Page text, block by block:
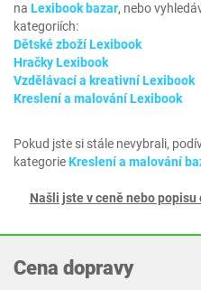
na Lexibook bazar, nebo
kategoriích:
Dětské zboží Lexibook
Hračky Lexibook
Vzdělávací a kreativní Lexibook
Kreslení a malování Lexibook
Pokud jste si stále nevybrali,
kategorieKreslení a malování
Našli jste v ceně nebo popisu
Cena dopravy